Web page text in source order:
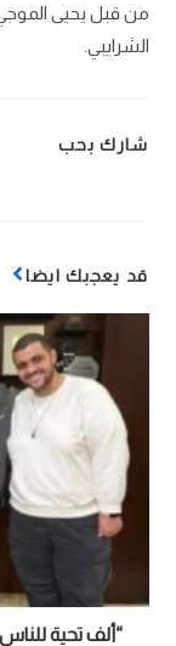
من قبل يحيى
الشرايبي.
شارك بحب
قد يعجبك ايضا
“ألف تحية للناس